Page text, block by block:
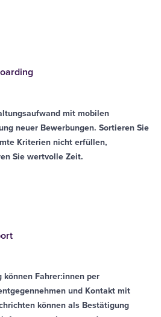
mit mobilen
neuer Bewerbungen. Sortieren Sie
Kriterien nicht erfüllen,
Sie wertvolle Zeit.
können Fahrer:innen per
und Kontakt mit
können als Bestätigung